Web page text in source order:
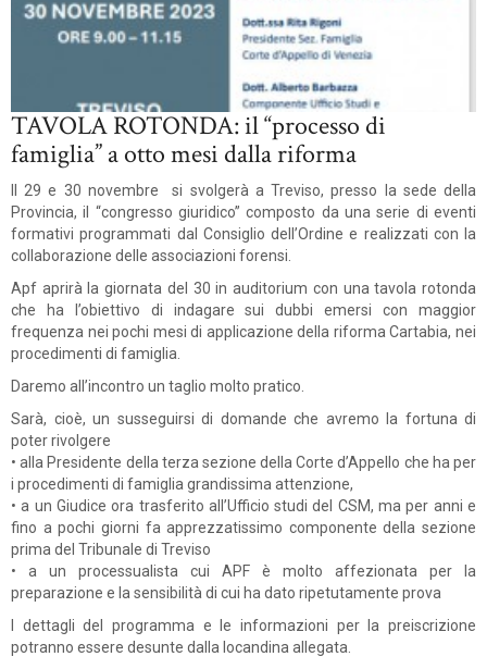
TAVOLA ROTONDA: il “processo di
famiglia” a otto mesi dalla riforma
Il 29 e 30 novembre si svolgerà a Treviso, presso la sede della
Provincia, il “congresso giuridico” composto da una serie di eventi
formativi programmati dal Consiglio dell’Ordine e realizzati con la
collaborazione delle associazioni forensi.
Apf aprirà la giornata del 30 in auditorium con una tavola rotonda
che ha l’obiettivo di indagare sui dubbi emersi con maggior
frequenza nei pochi mesi di applicazione della riforma Cartabia, nei
procedimenti di famiglia.
Daremo all’incontro un taglio molto pratico.
Sarà, cioè, un susseguirsi di domande che avremo la fortuna di
poter rivolgere
• alla Presidente della terza sezione della Corte d’Appello che ha per
i procedimenti di famiglia grandissima attenzione,
• a un Giudice ora trasferito all’Ufficio studi del CSM, ma per anni e
fino a pochi giorni fa apprezzatissimo componente della sezione
prima del Tribunale di Treviso
• a un processualista cui APF è molto affezionata per la
preparazione e la sensibilità di cui ha dato ripetutamente prova
I dettagli del programma e le informazioni per la preiscrizione
potranno essere desunte dalla locandina allegata.